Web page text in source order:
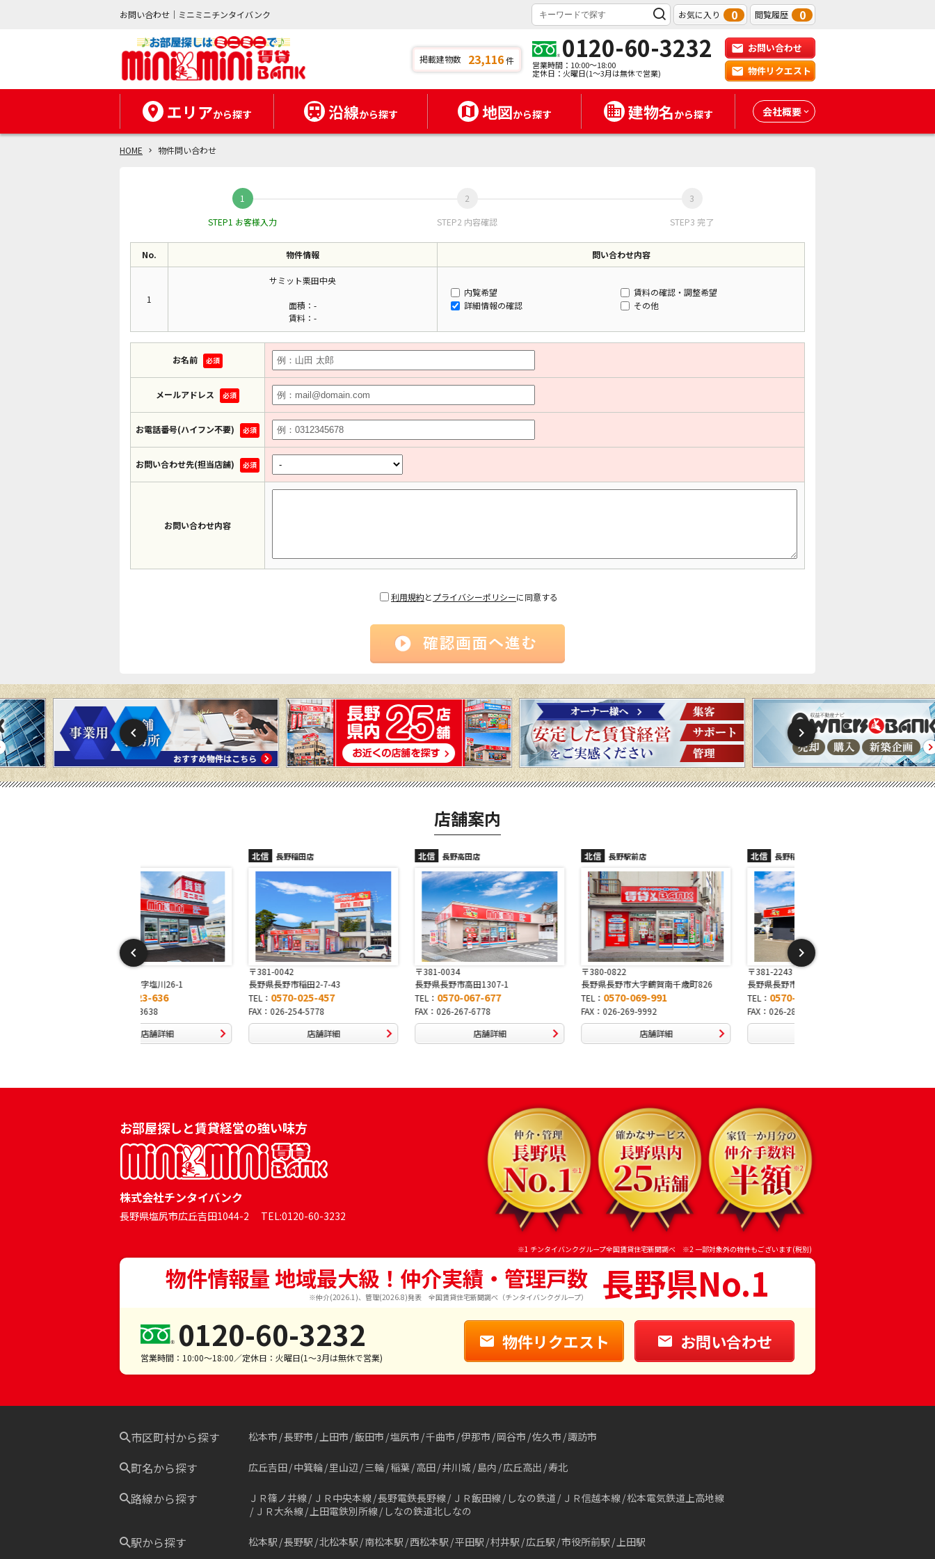
お問い合わせ｜ミニミニチンタイバンク お気に入り 0 閲覧履歴 0
掲載建物数 23,116件 0120-60-3232
営業時間：10:00～18:00
定休日：火曜日(1～3月は無休で営業)
お問い合わせ
物件リクエスト
エリアから探す 沿線から探す 地図から探す 建物名から探す 会社概要
HOME 物件問い合わせ
STEP1 お客様入力 STEP2 内容確認 STEP3 完了
No. 物件情報 問い合わせ内容
1
サミット栗田中央
面積：-
賃料：-
内覧希望
賃料の確認・調整希望
詳細情報の確認
その他
お名前 必須
メールアドレス 必須
お電話番号(ハイフン不要) 必須
お問い合わせ先(担当店舗) 必須
お問い合わせ内容
利用規約とプライバシーポリシーに同意する
店舗案内
長野県長野市稲田2-7-43
TEL：0570-025-457
FAX：026-254-5778
店舗詳細
北信
長野県長野市高田1307-1
TEL：0570-067-677
FAX：026-267-6778
店舗詳細
北信
長野県長野市大字鶴賀南千歳町826
TEL：0570-069-991
FAX：026-269-9992
店舗詳細
北信
長野県長野市稲里1-5-25
TEL：0570-067-878
FAX：026-286-7888
店舗詳細
お部屋探しと賃貸経営の強い味方
株式会社チンタイバンク
長野県塩尻市広丘吉田1044-2 TEL:0120-60-3232
※1 チンタイバンクグループ全国賃貸住宅新聞調べ ※2 一部対象外の物件もございます(税別)
物件情報量 地域最大級！仲介実績・管理戸数
※仲介(2026.1)、管理(2026.8)発表 全国賃貸住宅新聞調べ（チンタイバンクグループ） 長野県No.1
0120-60-3232
営業時間：10:00～18:00／定休日：火曜日(1～3月は無休で営業)
物件リクエスト お問い合わせ
市区町村から探す 松本市 長野市 上田市 飯田市 塩尻市 千曲市 伊那市 岡谷市 佐久市 諏訪市
町名から探す 広丘吉田 中箕輪 里山辺 三輪 稲葉 高田 井川城 島内 広丘高出 寿北
路線から探す ＪＲ篠ノ井線 ＪＲ中央本線 長野電鉄長野線 ＪＲ飯田線 しなの鉄道 ＪＲ信越本線 松本電気鉄道上高地線
ＪＲ大糸線 上田電鉄別所線 しなの鉄道北しなの
駅から探す 松本駅 長野駅 北松本駅 南松本駅 西松本駅 平田駅 村井駅 広丘駅 市役所前駅 上田駅